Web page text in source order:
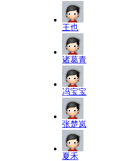
王也
诸葛青
冯宝宝
张楚岚
夏禾